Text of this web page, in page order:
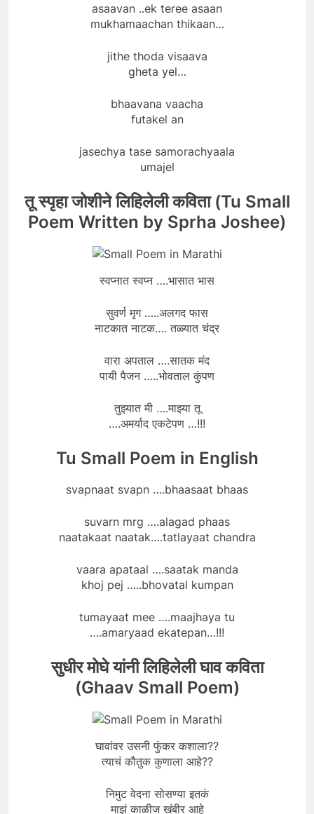
asaavan ..ek teree asaan
mukhamaachan thikaan…
jithe thoda visaava
gheta yel…
bhaavana vaacha
futakel an
jasechya tase samorachyaala
umajel
तू स्पृहा जोशीने लिहिलेली कविता (Tu Small
Poem Written by Sprha Joshee)
स्वप्नात स्वप्न ….भासात भास
सुवर्ण मृग …..अलगद फास
नाटकात नाटक…. तळ्यात चंद्र
वारा अपताल ….सातक मंद
पायी पैजन …..भोवताल कुंपण
तुझ्यात मी ….माझ्या तू
….अमर्याद एकटेपण …!!!
Tu Small Poem in English
svapnaat svapn ….bhaasaat bhaas
suvarn mrg ….alagad phaas
naatakaat naatak….tatlayaat chandra
vaara apataal ….saatak manda
khoj pej …..bhovatal kumpan
tumayaat mee ….maajhaya tu
….amaryaad ekatepan…!!!
सुधीर मोघे यांनी लिहिलेली घाव कविता
(Ghaav Small Poem)
घावांवर उसनी फुंकर कशाला??
त्याचं कौतुक कुणाला आहे??
निमुट वेदना सोसण्या इतकं
माझं काळीज खंबीर आहे